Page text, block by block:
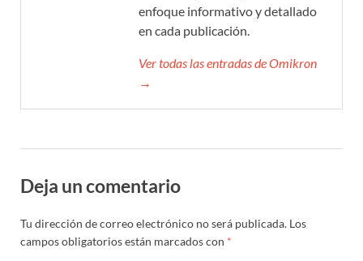
enfoque informativo y detallado
en cada publicación.
Ver todas las entradas de Omikron
→
Deja un comentario
Tu dirección de correo electrónico no será publicada. Los
campos obligatorios están marcados con *